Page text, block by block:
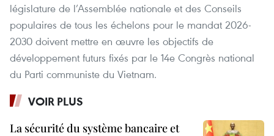
législature de l’Assemblée nationale et des Conseils
populaires de tous les échelons pour le mandat 2026-
2030 doivent mettre en œuvre les objectifs de
développement futurs fixés par le 14e Congrès national
du Parti communiste du Vietnam.
VOIR PLUS
La sécurité du système bancaire et